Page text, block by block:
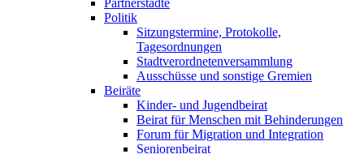
Politik
Sitzungstermine, Protokolle,
Tagesordnungen
Stadtverordnetenversammlung
Ausschüsse und sonstige Gremien
Beiräte
Kinder- und Jugendbeirat
Beirat für Menschen mit Behinderungen
Forum für Migration und Integration
Seniorenbeirat